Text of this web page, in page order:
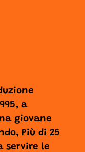
a
giovane
Più di 25
servire le